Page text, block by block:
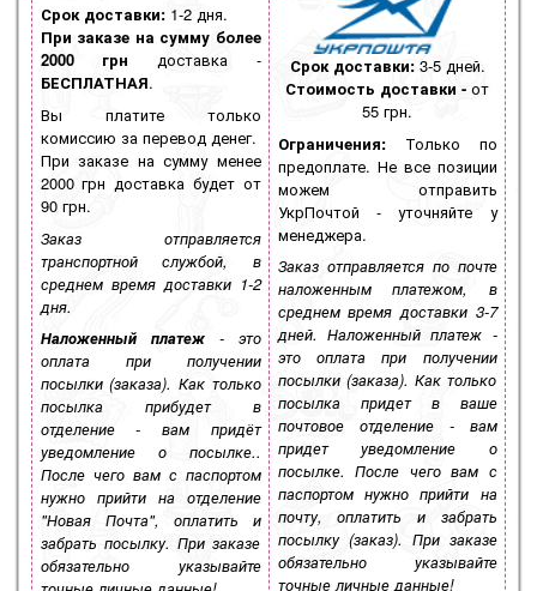
Срок доставки:1-2 дня.
При заказе на сумму более
2000 грн доставка -
БЕСПЛАТНАЯ.
Вы платите только
комиссию за перевод денег.
При заказе на сумму менее
2000 грн доставка будет от
90 грн.
Заказ отправляется
транспортной службой, в
среднем время доставки 1-2
дня.
Наложенный платеж- это
оплата при получении
посылки (заказа). Как только
посылка прибудет в
отделение - вам придёт
уведомление о посылке..
После чего вам с паспортом
нужно прийти на отделение
"Новая Почта", оплатить и
забрать посылку. При заказе
обязательно указывайте
Срок доставки:3-5 дней.
Стоимость доставки - от
55 грн.
Ограничения:Только по
предоплате. Не все позиции
можем отправить
УкрПочтой - уточняйте у
менеджера.
Заказ отправляется по почте
наложенным платежом, в
среднем время доставки 3-7
дней. Наложенный платеж -
это оплата при получении
посылки (заказа). Как только
посылка придет в ваше
почтовое отделение - вам
придет уведомление о
посылке. После чего вам с
паспортом нужно прийти на
почту, оплатить и забрать
посылку (заказ). При заказе
обязательно указывайте
точные личные данные!